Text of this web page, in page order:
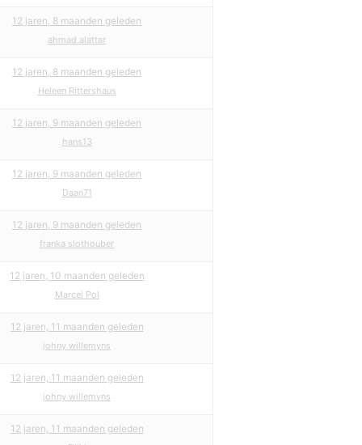
12 jaren, 8 maanden geleden
ahmad.alattar
12 jaren, 8 maanden geleden
Heleen Rittershaus
12 jaren, 9 maanden geleden
hans13
12 jaren, 9 maanden geleden
Daan71
12 jaren, 9 maanden geleden
franka slothouber
12 jaren, 10 maanden geleden
Marcel Pol
12 jaren, 11 maanden geleden
johny willemyns
12 jaren, 11 maanden geleden
johny willemyns
12 jaren, 11 maanden geleden